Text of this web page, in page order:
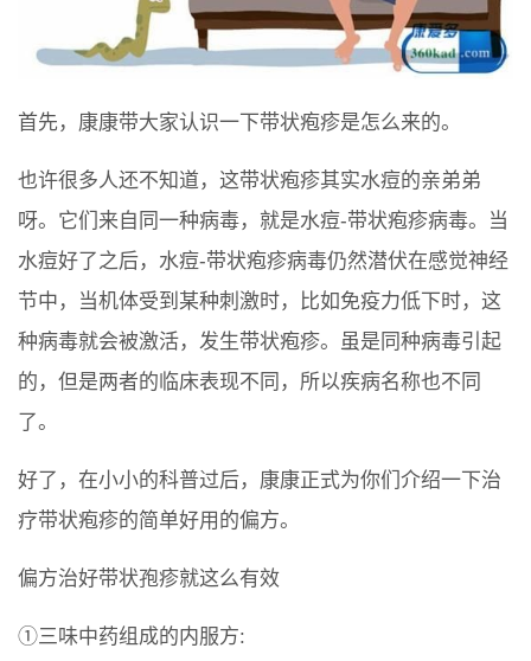
首先，康康带大家认识一下带状疱疹是怎么来的。
也许很多人还不知道，这带状疱疹其实水痘的亲弟弟
呀。它们来自同一种病毒，就是水痘-带状疱疹病毒。当
水痘好了之后，水痘-带状疱疹病毒仍然潜伏在感觉神经
节中，当机体受到某种刺激时，比如免疫力低下时，这
种病毒就会被激活，发生带状疱疹。虽是同种病毒引起
的，但是两者的临床表现不同，所以疾病名称也不同
了。
好了，在小小的科普过后，康康正式为你们介绍一下治
疗带状疱疹的简单好用的偏方。
偏方治好带状孢疹就这么有效
①三味中药组成的内服方: